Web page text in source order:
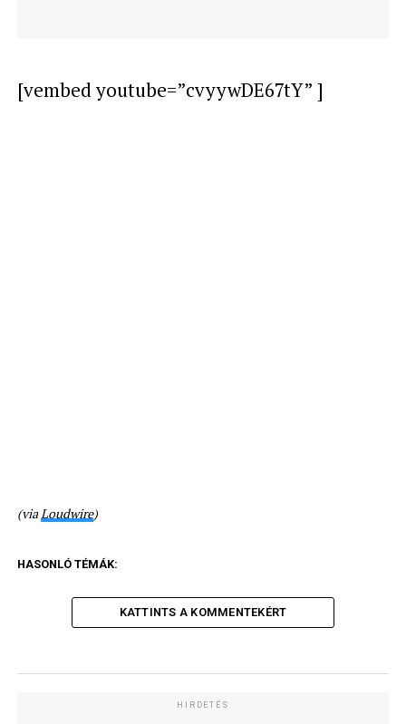
[vembed youtube=”cvyywDE67tY” ]
(viaLoudwire)
HASONLÓ TÉMÁK:
KATTINTS A KOMMENTEKÉRT
HIRDETÉS